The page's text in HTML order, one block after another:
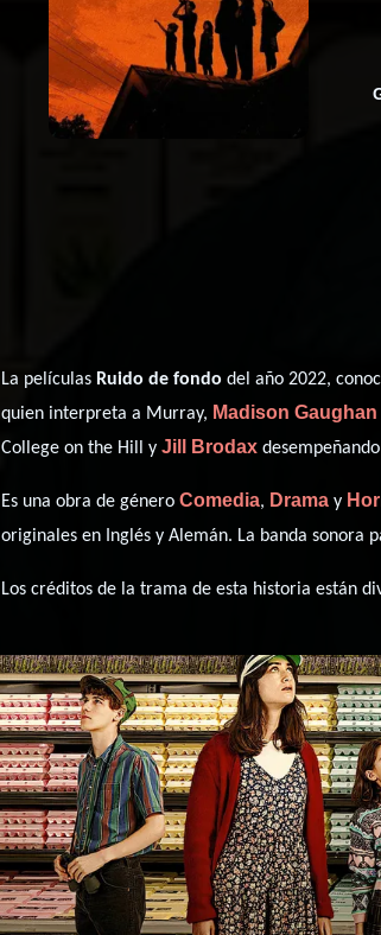
La películas Ruido de fondo del año 2022,
quien interpreta a Murray, Madison Gaughan
College on the Hill yJill Brodax
Es una obra de géneroComedia, Drama y
originales en Inglés yAlemán. La banda sonora
Los créditos de la trama de esta historia están